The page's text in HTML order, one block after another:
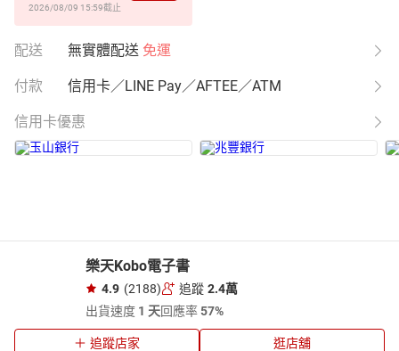
2026/08/09 15:59截止
配送 無實體配送 免運
付款 信用卡／LINE Pay／AFTEE／ATM
信用卡優惠
樂天Kobo電子書
4.9 (2188) 追蹤 2.4萬
出貨速度 1 天回應率57%
追蹤店家 逛店舖